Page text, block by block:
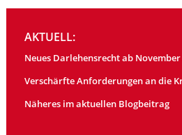
AKTUELL:
Neues Darlehensrecht ab November
Verschärfte Anforderungen an die
Näheres im aktuellen Blogbeitrag